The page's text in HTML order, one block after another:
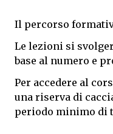
Il percorso
Le lezioni si
base al numero e
Per accedere al
una riserva di
periodo minimo di